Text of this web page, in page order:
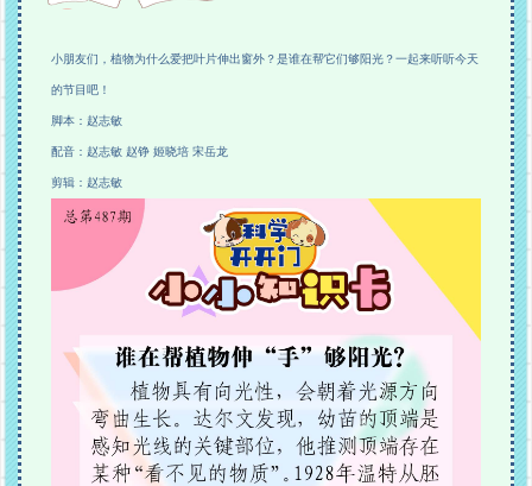
小朋友们，植物为什么爱把叶片伸出窗外？是谁在帮它们够阳光？一起来听听今天
的节目吧！
脚本：赵志敏
配音：赵志敏 赵铮 姬晓培 宋岳龙
剪辑：赵志敏